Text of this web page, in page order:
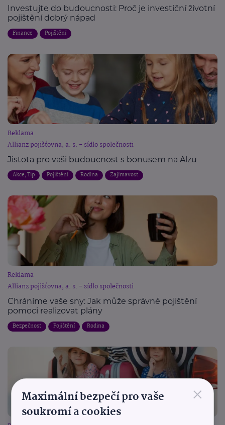
Investujte do budoucnosti: Proč je investiční životní
pojištění dobrý nápad
Finance Pojištění
Reklama
Allianz pojišťovna, a. s. - sídlo společnosti
Jistota pro vaši budoucnost s bonusem na Alzu
Akce, Tip Pojištění Rodina Zajímavost
Reklama
Allianz pojišťovna, a. s. - sídlo společnosti
Chráníme vaše sny: Jak může správné pojištění
pomoci realizovat plány
Bezpečnost Pojištění Rodina
×
Maximální bezpečí pro vaše
soukromí a cookies